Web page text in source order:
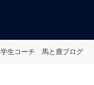
学生コーチ 馬と鹿ブログ